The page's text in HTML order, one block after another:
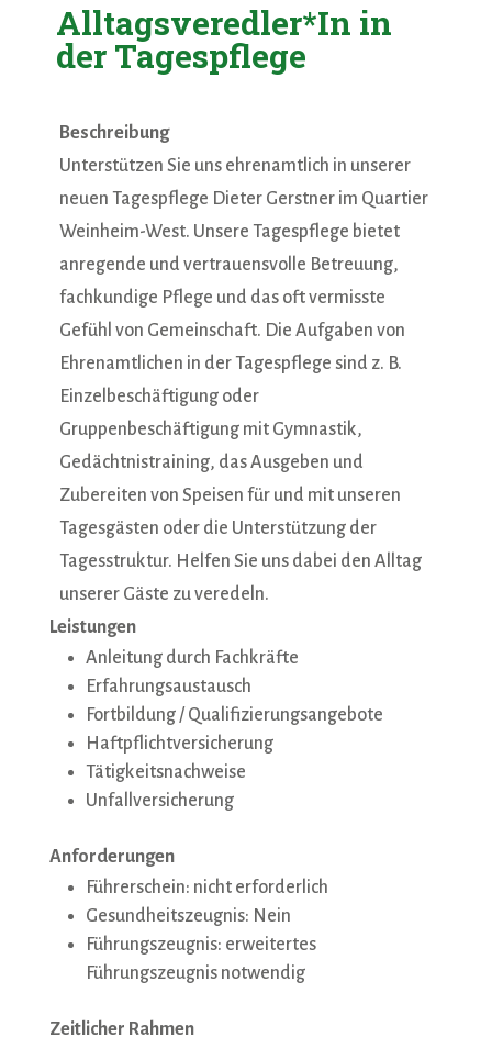
Alltagsveredler*In in
der Tagespflege
Beschreibung
Unterstützen Sie uns ehrenamtlich in unserer
neuen Tagespflege Dieter Gerstner im Quartier
Weinheim-West. Unsere Tagespflege bietet
anregende und vertrauensvolle Betreuung,
fachkundige Pflege und das oft vermisste
Gefühl von Gemeinschaft. Die Aufgaben von
Ehrenamtlichen in der Tagespflege sind z. B.
Einzelbeschäftigung oder
Gruppenbeschäftigung mit Gymnastik,
Gedächtnistraining, das Ausgeben und
Zubereiten von Speisen für und mit unseren
Tagesgästen oder die Unterstützung der
Tagesstruktur. Helfen Sie uns dabei den Alltag
unserer Gäste zu veredeln.
Leistungen
Anleitung durch Fachkräfte
Erfahrungsaustausch
Fortbildung / Qualifizierungsangebote
Haftpflichtversicherung
Tätigkeitsnachweise
Unfallversicherung
Anforderungen
Führerschein: nicht erforderlich
Gesundheitszeugnis: Nein
Führungszeugnis: erweitertes
Führungszeugnis notwendig
Zeitlicher Rahmen